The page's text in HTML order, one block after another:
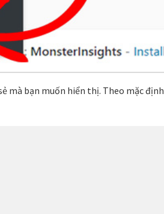
mà bạn muốn hiển thị. Theo mặc định